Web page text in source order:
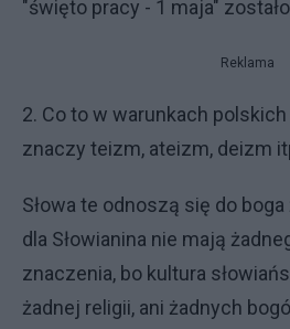
"święto pracy - 1 maja"
Reklama
2. Co to w warunkach
znaczy teizm, ateizm, deizm
Słowa te odnoszą się do
dla Słowianina nie mają
znaczenia, bo kultura
żadnej religii, ani żadnych